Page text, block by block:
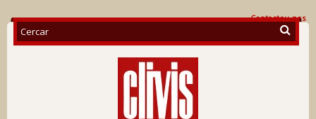
Contacteu-nos